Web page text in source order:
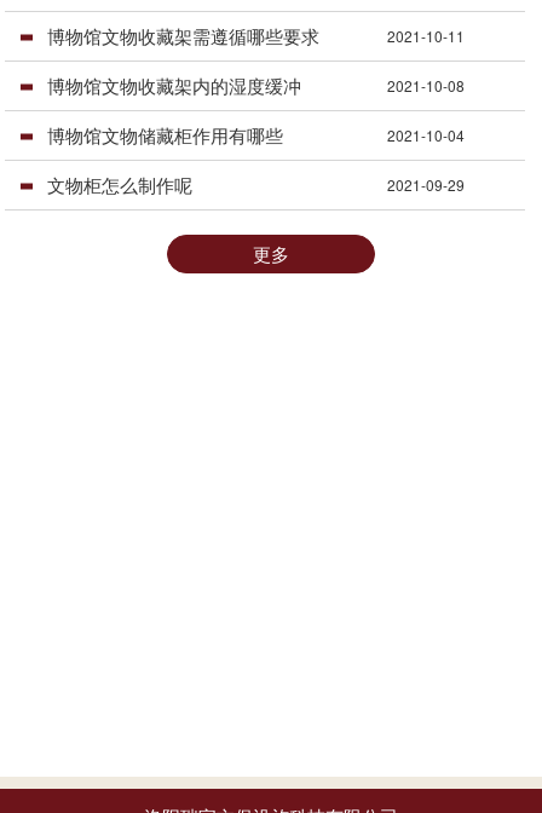
博物馆文物收藏架需遵循哪些要求 2021-10-11
博物馆文物收藏架内的湿度缓冲 2021-10-08
博物馆文物储藏柜作用有哪些 2021-10-04
文物柜怎么制作呢 2021-09-29
更多